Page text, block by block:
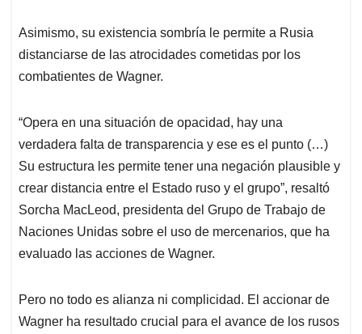
Asimismo, su existencia sombría le permite a Rusia
distanciarse de las atrocidades cometidas por los
combatientes de Wagner.
“Opera en una situación de opacidad, hay una
verdadera falta de transparencia y ese es el punto (…)
Su estructura les permite tener una negación plausible y
crear distancia entre el Estado ruso y el grupo”, resaltó
Sorcha MacLeod, presidenta del Grupo de Trabajo de
Naciones Unidas sobre el uso de mercenarios, que ha
evaluado las acciones de Wagner.
Pero no todo es alianza ni complicidad. El accionar de
Wagner ha resultado crucial para el avance de los rusos